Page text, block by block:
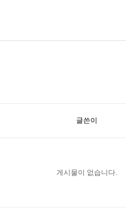
글쓴이
게시물이 없습니다.